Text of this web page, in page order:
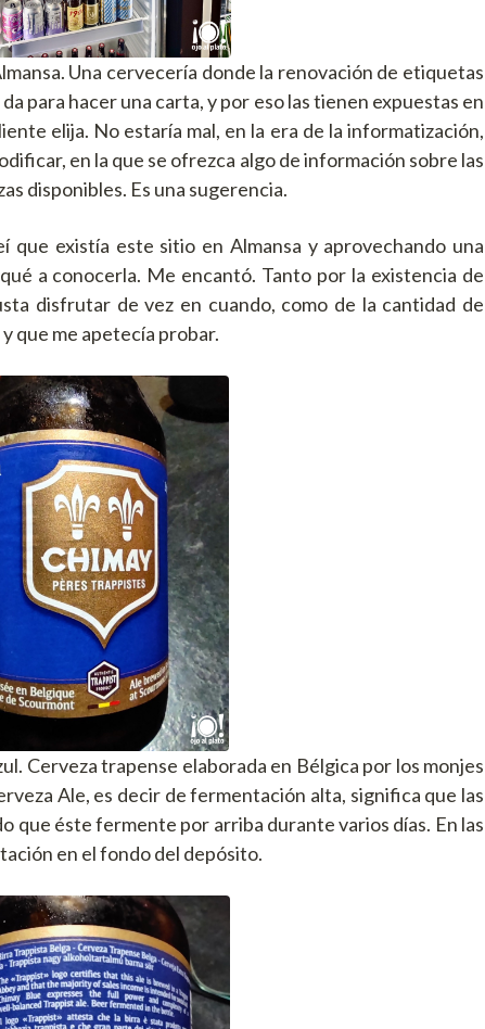
Una cervecería donde la renovación de etiquetas
para hacer una carta, y por eso las tienen expuestas en
elija. No estaría mal, en la era de la informatización,
en la que se ofrezca algo de información sobre las
disponibles. Es una sugerencia.
que existía este sitio en Almansa y aprovechando una
a conocerla. Me encantó. Tanto por la existencia de
disfrutar de vez en cuando, como de la cantidad de
que me apetecía probar.
Cerveza trapense elaborada en Bélgica por los monjes
Ale, es decir de fermentación alta, significa que las
que éste fermente por arriba durante varios días. En las
en el fondo del depósito.